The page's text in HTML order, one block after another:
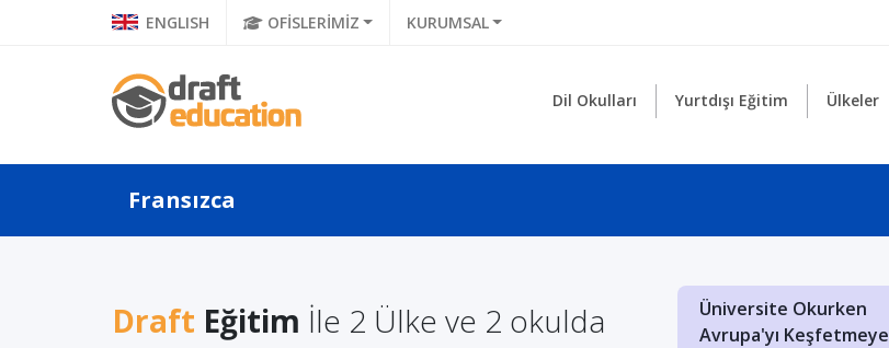
ENGLISH OFİSLERİMİZ KURUMSAL
Dil Okulları Yurtdışı Eğitim Ülkeler
Fransızca
Draft Eğitim İle 2 Ülke ve 2 okulda
Yurt Dışında Yaşam
Maliyetleri Rehberi:
TOEFL'da Yüksek Puan
Üniversite Okurken
Avrupa'yı Keşfetmeye